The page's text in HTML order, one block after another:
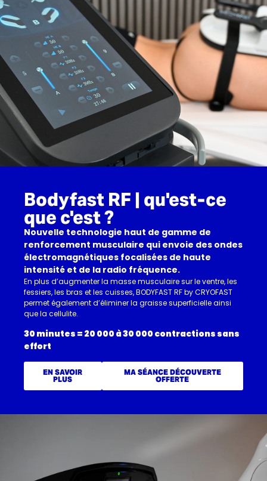
Bodyfast RF | qu'est-ce
que c'est ?
Nouvelle technologie haut de gamme de
renforcement musculaire qui envoie des ondes
électromagnétiques focalisées de haute
intensité et de la radio fréquence.
En plus d’augmenter la masse musculaire sur le ventre, les
fessiers, les bras et les cuisses, BODYFAST RF by CRYOFAST
permet également d’éliminer la graisse superficielle ainsi
que la cellulite.
30 minutes = 20 000 à 30 000 contractions sans
effort
EN SAVOIR
PLUS
MA SÉANCE DÉCOUVERTE
OFFERTE